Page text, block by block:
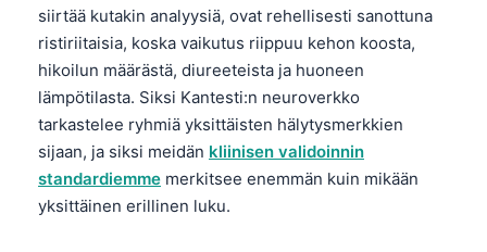
siirtää kutakin analyysiä, ovat rehellisesti sanottuna
ristiriitaisia, koska vaikutus riippuu kehon koosta,
hikoilun määrästä, diureeteista ja huoneen
lämpötilasta. Siksi Kantesti:n neuroverkko
tarkastelee ryhmiä yksittäisten hälytysmerkkien
sijaan, ja siksi meidän kliinisen validoinnin
standardiemme merkitsee enemmän kuin mikään
yksittäinen erillinen luku.